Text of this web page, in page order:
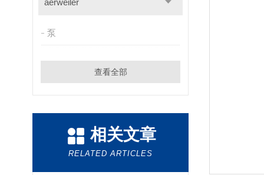
aerweiler
泵
查看全部
相关文章
RELATED ARTICLES